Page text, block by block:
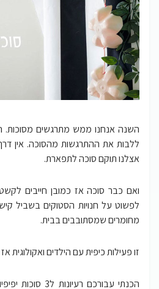
השנה אנחנו ממש מתרגשים מסוכות.
ללבות את ההתרגשות מהסוכה. אין
אצלנו תוקם סוכה לתפארת.
ואם כבר סוכה אז כמובן חייבים
לפשוט על חנויות הסטוקים בשביל
מחומרים שמסתובבים בבית.
זו פעילות כיפית עם הילדים ואקולוגית
הכנתי עבורכם